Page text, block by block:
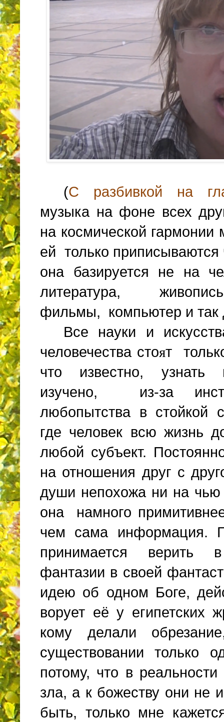
(С разбивкой на
музыка на фоне всех
на космической
ей только приписываются
она базируется не на
литература,
фильмы, компьютер и так
Все науки и
человечества стоят
что известно,
изучено, из-за
любопытства в стойкой
где человек всю жизнь
любой субъект.
на отношения друг с
души непохожа ни на
она намного
чем сама информация.
принимается верить
фантазии в своей
идею об одном Боге,
ворует её у египетских
кому делали
существовании только
потому, что в
зла, а к божеству они не
быть, только мне